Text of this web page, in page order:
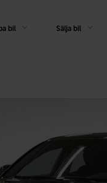
bil Sälja bil